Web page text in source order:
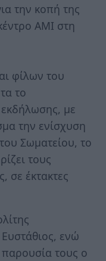
την κοπή της
ΑΜΙ στη
φίλων του
το
εκδήλωσης, με
την ενίσχυση
Σωματείου, το
τους
σε έκτακτες
ενώ
τους ο